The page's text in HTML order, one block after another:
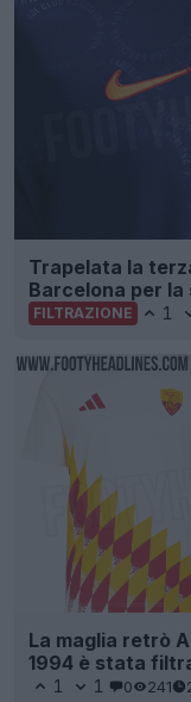
Trapelata la
Barcelona per
FILTRAZIONE 1
La maglia retrò
1994 è stata
1 1 0 241